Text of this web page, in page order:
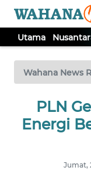
Utama
Wahana News
PLN
Energi
Jumat,
TV
Tutup
UTAMA